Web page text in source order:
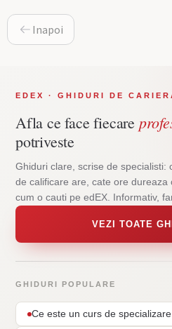
Inapoi
EDEX · GHIDURI DE
Afla ce face fiecare
potriveste
Ghiduri clare, scrise de specialisti:
de calificare are, cate ore dureaza
cum o cauti pe edEX. Informativ,
VEZI TOATE
GHIDURI POPULARE
Ce este un curs de specializare